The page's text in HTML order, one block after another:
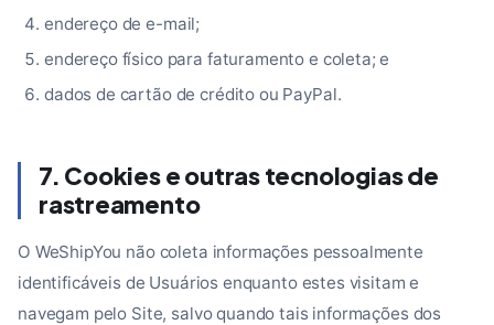
endereço de e-mail;
endereço físico para faturamento e coleta; e
dados de cartão de crédito ou PayPal.
7. Cookies e outras tecnologias de
rastreamento
O WeShipYou não coleta informações pessoalmente
identificáveis de Usuários enquanto estes visitam e
navegam pelo Site, salvo quando tais informações dos